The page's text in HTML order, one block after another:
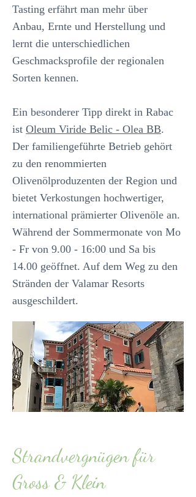
Tasting erfährt man mehr über
Anbau, Ernte und Herstellung und
lernt die unterschiedlichen
Geschmacksprofile der regionalen
Sorten kennen.
Ein besonderer Tipp direkt in Rabac
ist Oleum Viride Belic - Olea BB.
Der familiengeführte Betrieb gehört
zu den renommierten
Olivenölproduzenten der Region und
bietet Verkostungen hochwertiger,
international prämierter Olivenöle an.
Während der Sommermonate von Mo
- Fr von 9.00 - 16:00 und Sa bis
14.00 geöffnet. Auf dem Weg zu den
Stränden der Valamar Resorts
ausgeschildert.
Strandvergnügen für
Gross & Klein